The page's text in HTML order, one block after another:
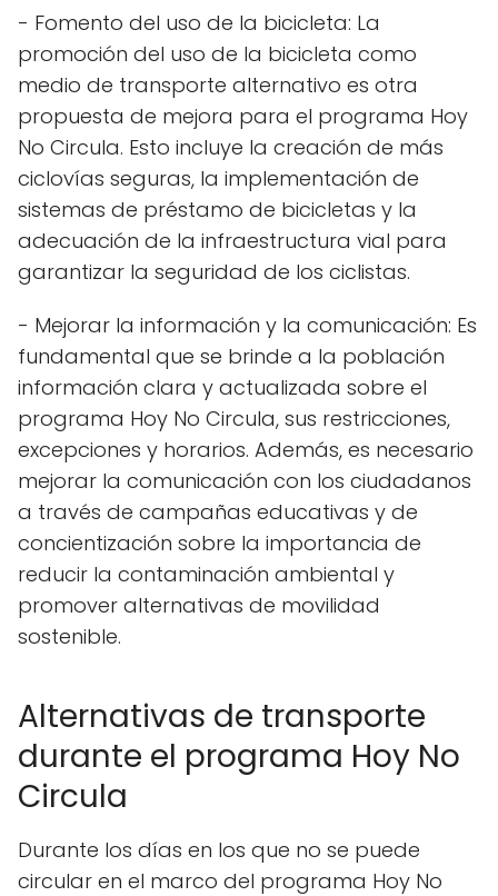
- Fomento del uso de la bicicleta: La
promoción del uso de la bicicleta como
medio de transporte alternativo es otra
propuesta de mejora para el programa Hoy
No Circula. Esto incluye la creación de más
ciclovías seguras, la implementación de
sistemas de préstamo de bicicletas y la
adecuación de la infraestructura vial para
garantizar la seguridad de los ciclistas.
- Mejorar la información y la comunicación: Es
fundamental que se brinde a la población
información clara y actualizada sobre el
programa Hoy No Circula, sus restricciones,
excepciones y horarios. Además, es necesario
mejorar la comunicación con los ciudadanos
a través de campañas educativas y de
concientización sobre la importancia de
reducir la contaminación ambiental y
promover alternativas de movilidad
sostenible.
Alternativas de transporte
durante el programa Hoy No
Circula
Durante los días en los que no se puede
circular en el marco del programa Hoy No